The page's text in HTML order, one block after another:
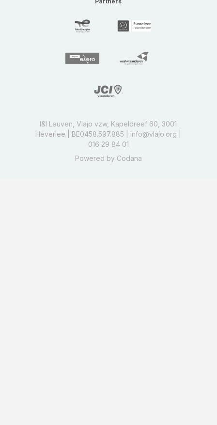
I&I Leuven, Vlajo vzw, Kapeldreef 60, 3001
Heverlee | BE0458.597.885 | info@vlajo.org
016 29 84 01
Powered by Codana